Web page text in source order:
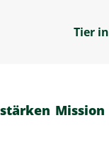
Tier
Mission